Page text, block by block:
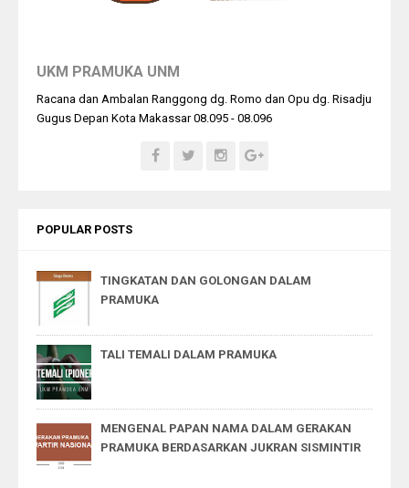
UKM PRAMUKA UNM
Racana dan Ambalan Ranggong dg. Romo dan Opu dg. Risadju
Gugus Depan Kota Makassar 08.095 - 08.096
POPULAR POSTS
TINGKATAN DAN GOLONGAN DALAM
PRAMUKA
TALI TEMALI DALAM PRAMUKA
MENGENAL PAPAN NAMA DALAM GERAKAN
PRAMUKA BERDASARKAN JUKRAN SISMINTIR